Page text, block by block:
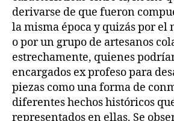
derivarse de que fueron
la misma época y quizás por el
o por un grupo de artesanos
estrechamente, quienes
encargados ex profeso para
piezas como una forma de
diferentes hechos históricos
representados en ellas. Se